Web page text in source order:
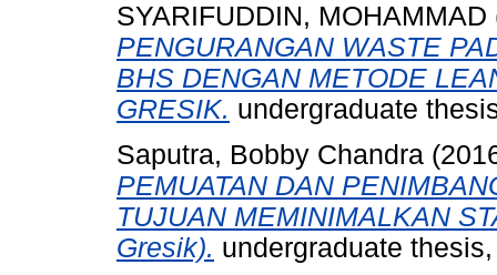
SYARIFUDDIN, MOHAMMAD
PENGURANGAN WASTE
BHS DENGAN METODE
GRESIK. undergraduate
Saputra, Bobby Chandra
PEMUATAN DAN
TUJUAN MEMINIMALKAN
Gresik). undergraduate